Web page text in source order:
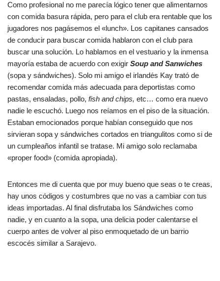
Como profesional no me parecía lógico tener que alimentarnos
con comida basura rápida, pero para el club era rentable que los
jugadores nos pagásemos el «lunch». Los capitanes cansados
de conducir para buscar comida hablaron con el club para
buscar una solución. Lo hablamos en el vestuario y la inmensa
mayoría estaba de acuerdo con exigir Soup and Sanwiches
(sopa y sándwiches). Solo mi amigo el irlandés Kay trató de
recomendar comida más adecuada para deportistas como
pastas, ensaladas, pollo, fish and chips, etc… como era nuevo
nadie le escuchó. Luego nos reíamos en el piso de la situación.
Estaban emocionados porque habían conseguido que nos
sirvieran sopa y sándwiches cortados en triangulitos como si de
un cumpleaños infantil se tratase. Mi amigo solo reclamaba
«proper food» (comida apropiada).
Entonces me di cuenta que por muy bueno que seas o te creas,
hay unos códigos y costumbres que no vas a cambiar con tus
ideas importadas. Al final disfrutaba los Sándwiches como
nadie, y en cuanto a la sopa, una delicia poder calentarse el
cuerpo antes de volver al piso enmoquetado de un barrio
escocés similar a Sarajevo.